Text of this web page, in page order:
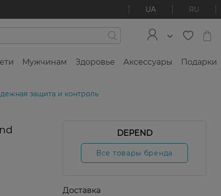
UA RU
Мужчинам Здоровье Аксессуары Подарки
защита и контроль
DEPEND
Все товары бренда
Доставка